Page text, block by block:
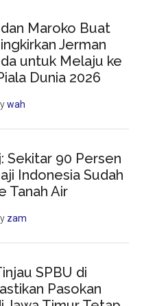
Maroko Buat
Jerman
untuk Melaju ke
Dunia 2026
wah
Sekitar 90 Persen
Indonesia Sudah
Tanah Air
zam
SPBU di
Pasokan